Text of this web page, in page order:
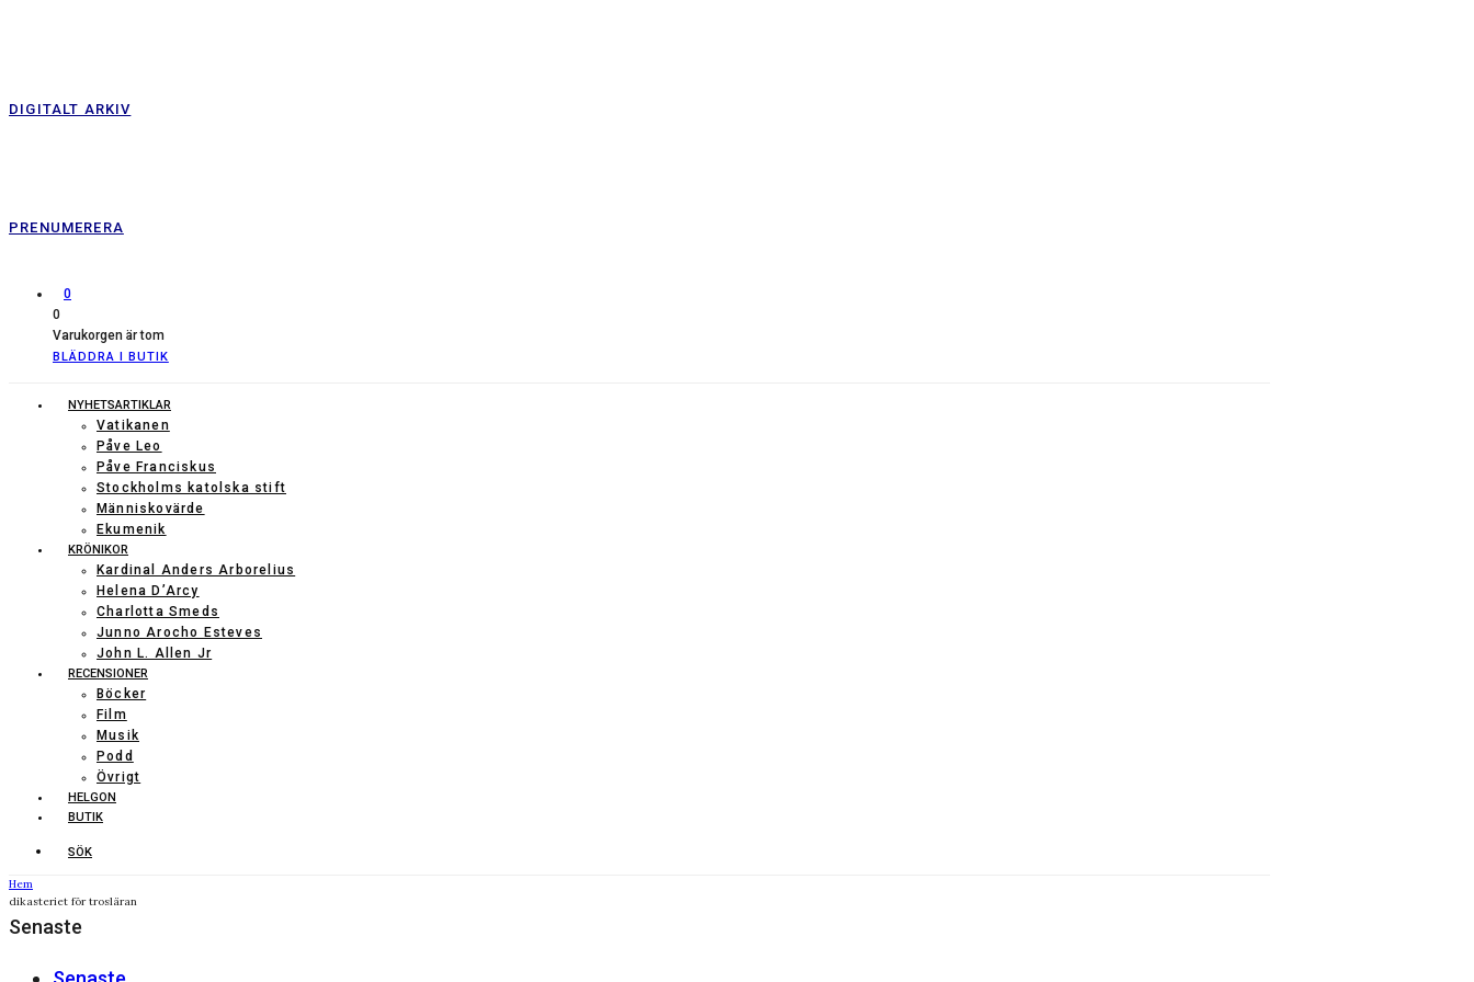
DIGITALT ARKIV
PRENUMERERA
0
0
Varukorgen är tom
BLÄDDRA I BUTIK
NYHETSARTIKLAR
Vatikanen
Påve Leo
Påve Franciskus
Stockholms katolska stift
Människovärde
Ekumenik
KRÖNIKOR
Kardinal Anders Arborelius
Helena D’Arcy
Charlotta Smeds
Junno Arocho Esteves
John L. Allen Jr
RECENSIONER
Böcker
Film
Musik
Podd
Övrigt
HELGON
BUTIK
SÖK
Hem
dikasteriet för trosläran
Senaste